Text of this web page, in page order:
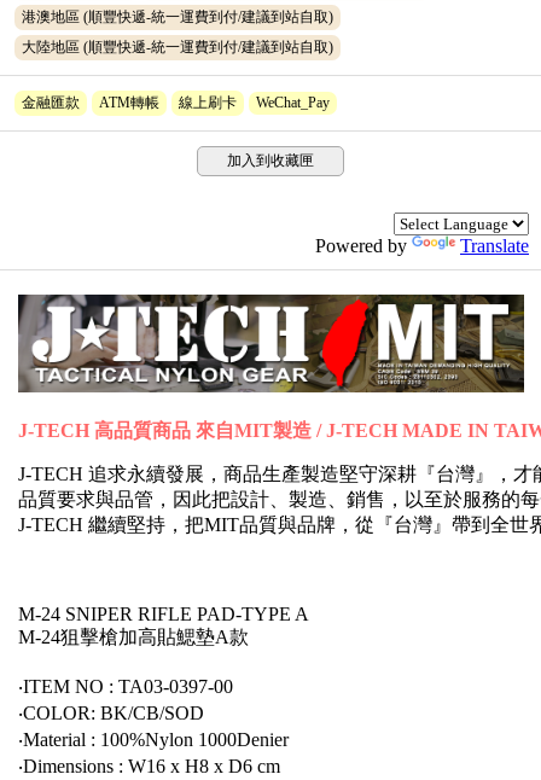
港澳地區 (順豐快遞-統一運費到付/建議到站自取)
大陸地區 (順豐快遞-統一運費到付/建議到站自取)
金融匯款 ATM轉帳 線上刷卡 WeChat_Pay
加入到收藏匣
Powered by Translate
J-TECH 高品質商品 來自MIT製造 / J-TECH MADE IN
J-TECH 追求永續發展，商品生產製造堅守深耕『台灣』，
品質要求與品管，因此把設計、製造、銷售，以至於服務的
J-TECH 繼續堅持，把MIT品質與品牌，從『台灣』帶到全世
M-24 SNIPER RIFLE PAD-TYPE A
M-24狙擊槍加高貼鰓墊A款
‧ITEM NO : TA03-0397-00
‧COLOR: BK/CB/SOD
‧Material : 100%Nylon 1000Denier
‧Dimensions : W16 x H8 x D6 cm